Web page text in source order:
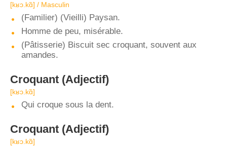
[kʁɔ.kɑ̃] / Masculin
(Familier) (Vieilli) Paysan.
Homme de peu, misérable.
(Pâtisserie) Biscuit sec croquant, souvent aux
amandes.
Croquant (Adjectif)
[kʁɔ.kɑ̃]
Qui croque sous la dent.
Croquant (Adjectif)
[kʁɔ.kɑ̃]